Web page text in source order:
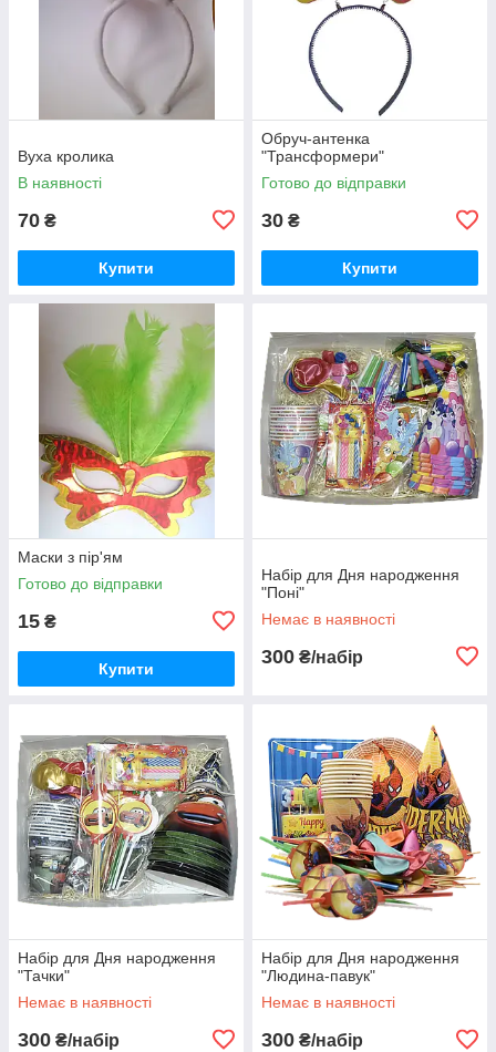
Вуха кролика
В наявності
70 ₴
Купити
Обруч-антенка
"Трансформери"
Готово до відправки
30 ₴
Купити
Маски з пір'ям
Готово до відправки
15 ₴
Купити
Набір для Дня народження
"Поні"
Немає в наявності
300 ₴/набір
Набір для Дня народження
"Тачки"
Немає в наявності
300 ₴/набір
Набір для Дня народження
"Людина-павук"
Немає в наявності
300 ₴/набір